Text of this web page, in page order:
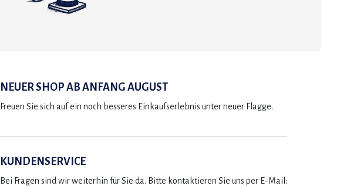
NEUER SHOP AB ANFANG AUGUST
Freuen Sie sich auf ein noch besseres Einkaufserlebnis unter neuer Flagge.
KUNDENSERVICE
Bei Fragen sind wir weiterhin für Sie da. Bitte kontaktieren Sie uns per E-Mail: